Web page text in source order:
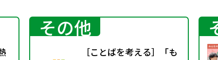
その他
［ことばを考える］「も